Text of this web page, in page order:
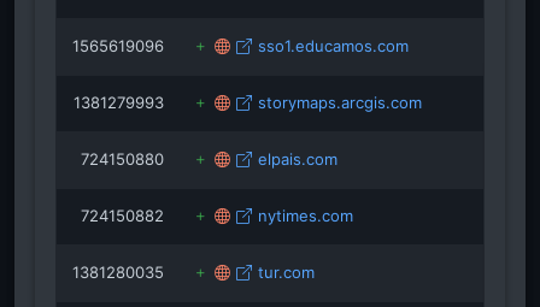
1565619096 sso1.educamos.com
1381279993 storymaps.arcgis.com
724150880 elpais.com
724150882 nytimes.com
1381280035 tur.com